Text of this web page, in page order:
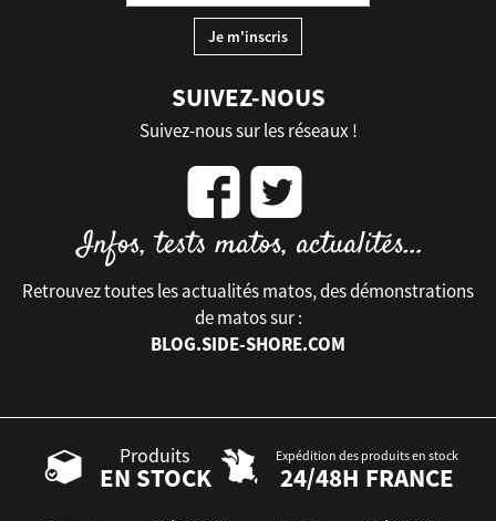
SUIVEZ-NOUS
Suivez-nous sur les réseaux !
Retrouvez toutes les actualités matos, des démonstrations
de matos sur :
BLOG.SIDE-SHORE.COM
Produits
EN STOCK
Expédition des produits en stock
24/48H FRANCE